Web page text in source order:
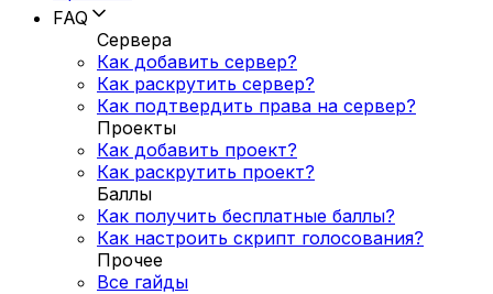
FAQ
Сервера
Как добавить сервер?
Как раскрутить сервер?
Как подтвердить права на сервер?
Проекты
Как добавить проект?
Как раскрутить проект?
Баллы
Как получить бесплатные баллы?
Как настроить скрипт голосования?
Прочее
Все гайды